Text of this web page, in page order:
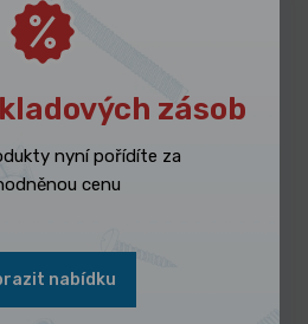
Form M 12 dlouhá
Vybrat variantu
zásob
nyní pořídíte za
cenu
nabídku